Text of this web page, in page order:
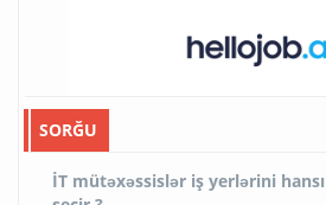
SORĞU
İT mütəxəssislər iş yerlərini